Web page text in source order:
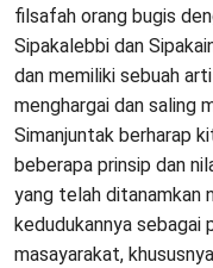
filsafah orang bugis
Sipakalebbi dan
dan memiliki sebuah
menghargai dan saling
Simanjuntak berharap
beberapa prinsip dan
yang telah ditanamkan
kedudukannya sebagai
masayarakat,